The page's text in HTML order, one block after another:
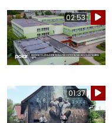
02:53
01:37